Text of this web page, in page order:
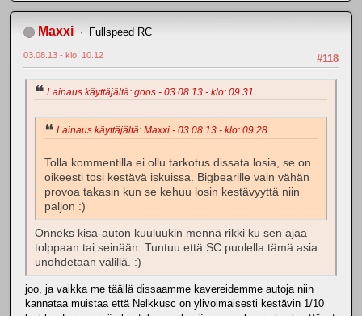
Maxxi Fullspeed RC
#118
03.08.13 - klo: 10.12
Lainaus käyttäjältä: goos - 03.08.13 - klo: 09.31
Lainaus käyttäjältä: Maxxi - 03.08.13 - klo: 09.28
Tolla kommentilla ei ollu tarkotus dissata losia, se on
oikeesti tosi kestävä iskuissa. Bigbearille vain vähän
provoa takasin kun se kehuu losin kestävyyttä niin
paljon :)
Onneks kisa-auton kuuluukin mennä rikki ku sen ajaa
tolppaan tai seinään. Tuntuu että SC puolella tämä asia
unohdetaan välillä. :)
joo, ja vaikka me täällä dissaamme kavereidemme autoja niin
kannataa muistaa että Nelkkusc on ylivoimaisesti kestävin 1/10